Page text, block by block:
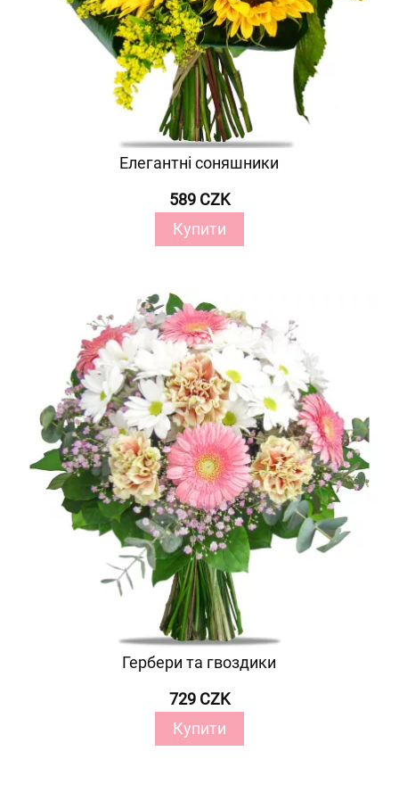
Елегантні соняшники
589 CZK
Купити
Гербери та гвоздики
729 CZK
Купити